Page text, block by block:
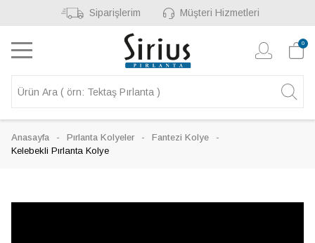
Siparişlerim Müşteri Hizmetleri
0
Anasayfa Pırlanta Kolyeler
Fantezi Kolye
Kelebekli Pırlanta Kolye